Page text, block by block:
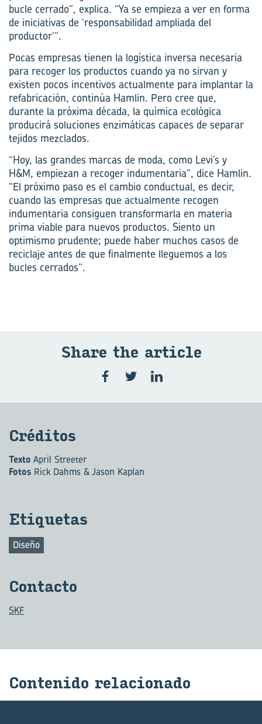
bucle cerrado”, explica. “Ya se empieza a ver en forma
de iniciativas de ‘responsabilidad ampliada del
productor’”.
Pocas empresas tienen la logística inversa necesaria
para recoger los productos cuando ya no sirvan y
existen pocos incentivos actualmente para implantar la
refabricación, continúa Hamlin. Pero cree que,
durante la próxima década, la química ecológica
producirá soluciones enzimáticas capaces de separar
tejidos mezclados.
“Hoy, las grandes marcas de moda, como Levi’s y
H&M, empiezan a recoger indumentaria”, dice Hamlin.
“El próximo paso es el cambio conductual, es decir,
cuando las empresas que actualmente recogen
indumentaria consiguen transformarla en materia
prima viable para nuevos productos. Siento un
optimismo prudente; puede haber muchos casos de
reciclaje antes de que finalmente lleguemos a los
bucles cerrados”.
Share the ar­ti­cle
Cré­di­tos
Texto April Streeter
Fotos Rick Dahms & Jason Kaplan
Eti­que­tas
Diseño
Con­tac­to
SKF
Con­te­ni­do re­la­cio­na­do